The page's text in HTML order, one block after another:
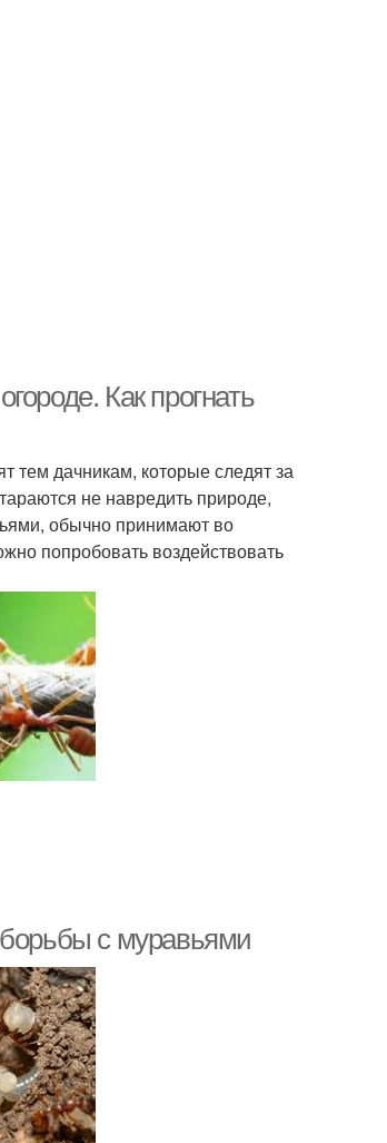
Как прогнать
тем дачникам, которые следят за
не навредить природе,
обычно принимают во
попробовать воздействовать
с муравьями